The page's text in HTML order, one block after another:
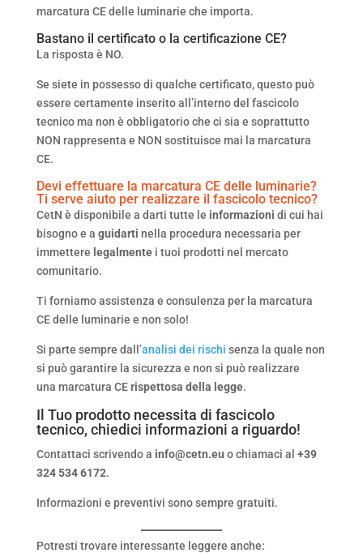
marcatura CE delle luminarie che importa.
Bastano il certificato o la certificazione CE?
La risposta è NO.
Se siete in possesso di qualche certificato, questo può
essere certamente inserito all’interno del fascicolo
tecnico ma non è obbligatorio che ci sia e soprattutto
NON rappresenta e NON sostituisce mai la marcatura
CE.
Devi effettuare la marcatura CE delle luminarie?
Ti serve aiuto per realizzare il fascicolo tecnico?
CetN è disponibile a darti tutte le informazioni di cui hai
bisogno e a guidarti nella procedura necessaria per
immettere legalmentei tuoi prodotti nel mercato
comunitario.
Ti forniamo assistenza e consulenza per la marcatura
CE delle luminarie e non solo!
Si parte sempre dall’analisi dei rischi senza la quale non
si può garantire la sicurezza e non si può realizzare
una marcatura CErispettosa della legge.
Il Tuo prodotto necessita di fascicolo
tecnico, chiedici informazioni a riguardo!
Contattaci scrivendo a info@cetn.eu o chiamaci al +39
324 534 6172.
Informazioni e preventivi sono sempre gratuiti.
Potresti trovare interessante leggere anche: